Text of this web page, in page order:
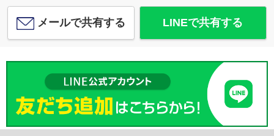
メールで共有する LINEで共有する